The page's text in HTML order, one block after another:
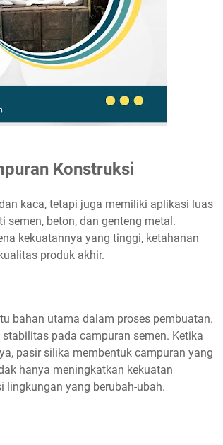
Konstruksi
kaca, tetapi juga memiliki aplikasi luas
beton, dan genteng metal.
kekuatannya yang tinggi, ketahanan
produk akhir.
bahan utama dalam proses pembuatan.
pada campuran semen. Ketika
pasir silika membentuk campuran yang
hanya meningkatkan kekuatan
yang berubah-ubah.